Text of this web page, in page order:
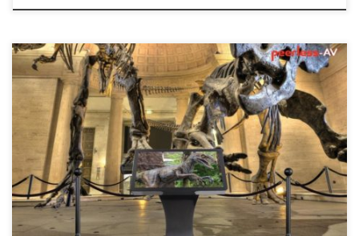
Auf Messen sind viele unterschiedliche Hersteller vertreten. Um in
der Masse nicht unterzugehen und Besucher auf den eigenen
Stand zu lenken, sind einladende Messekits, Tablethalterungen,
Touch Infopulte, Touch Displays, Videowall Halter und passende
Transportcases unabdingbar. Der Onlineshop monitorhalterung.de
bietet ein großes Sortiment, um den Messestand interessant und
abwechslungsreich zu gestalten. […]